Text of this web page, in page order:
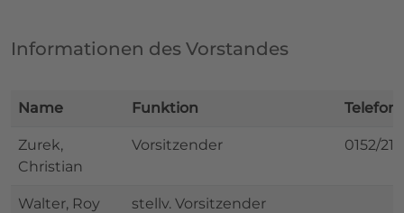
Informationen des Vorstandes
Name Funktion Telefon
Zurek,
Christian
Vorsitzender 0152/
Walter, Roy stellv. Vorsitzender